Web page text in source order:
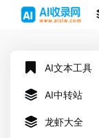
AI文本工具
AI中转站
龙虾大全